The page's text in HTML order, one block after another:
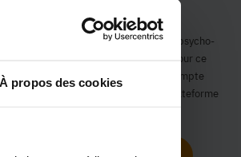
À propos des cookies
PMS
Vous travaillez déjà dans le secteur psycho-
médico-social ou avez un intérêt pour ce
secteur et souhaitez obtenir un compte
personnel pour interagir sur notre plateforme